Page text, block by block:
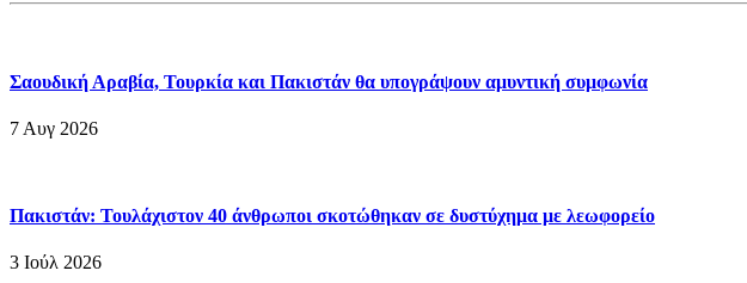
Σαουδική Αραβία, Τουρκία και Πακιστάν θα υπογράψουν αμυντική συμφωνία
7 Αυγ 2026
Πακιστάν: Τουλάχιστον 40 άνθρωποι σκοτώθηκαν σε δυστύχημα με λεωφορείο
3 Ιούλ 2026